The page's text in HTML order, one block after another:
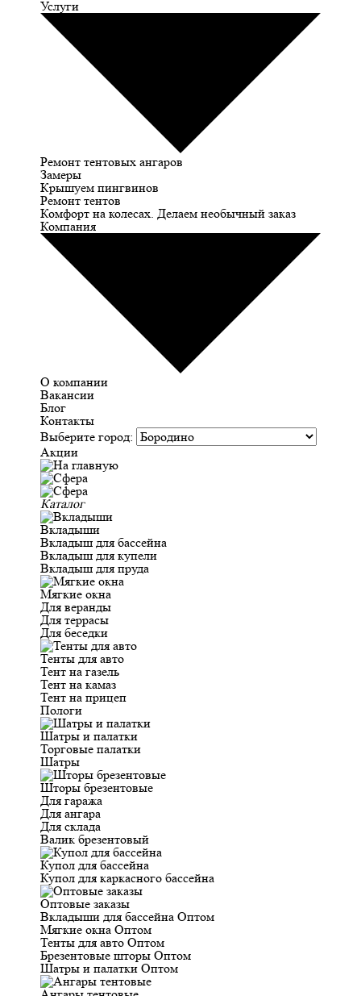
Услуги
Ремонт тентовых ангаров
Замеры
Крышуем пингвинов
Ремонт тентов
Комфорт на колесах. Делаем необычный заказ
Компания
О компании
Вакансии
Блог
Контакты
Выберите город:
Акции
Каталог
Вкладыши
Вкладыш для бассейна
Вкладыш для купели
Вкладыш для пруда
Мягкие окна
Для веранды
Для террасы
Для беседки
Тенты для авто
Тент на газель
Тент на камаз
Тент на прицеп
Пологи
Шатры и палатки
Торговые палатки
Шатры
Шторы брезентовые
Для гаража
Для ангара
Для склада
Валик брезентовый
Купол для бассейна
Купол для каркасного бассейна
Оптовые заказы
Вкладыши для бассейна Оптом
Мягкие окна Оптом
Тенты для авто Оптом
Брезентовые шторы Оптом
Шатры и палатки Оптом